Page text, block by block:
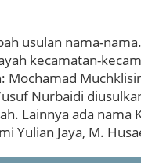
usulan nama-
kecamatan-
Nurbaidi
Lainnya ada nama
Yulian Jaya, M.